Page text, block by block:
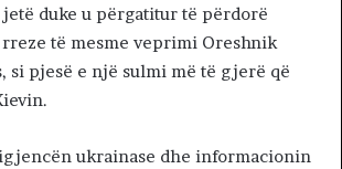
jetë duke u përgatitur të përdorë
të mesme veprimi Oreshnik
si pjesë e një sulmi më të gjerë që
ukrainase dhe informacionin